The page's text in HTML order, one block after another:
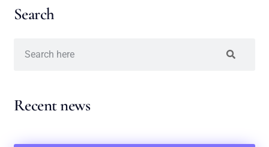
Search
Recent news